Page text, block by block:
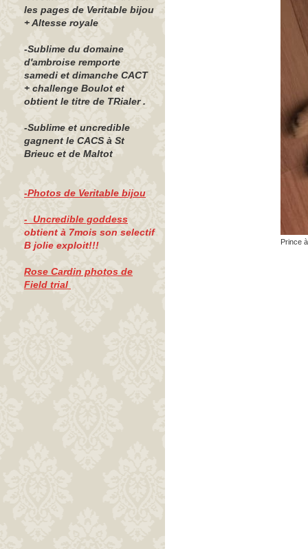
Prince
les pages de Veritable bijou
+ Altesse royale
-Sublime du domaine
d'ambroise remporte
samedi et dimanche CACT
+ challenge Boulot et
obtient le titre de TRialer .
-Sublime et uncredible
gagnent le CACS à St
Brieuc et de Maltot
-Photos de Veritable bijou
- Uncredible goddess
obtient à 7mois son selectif
B jolie exploit!!!
Rose Cardin photos de
Field trial